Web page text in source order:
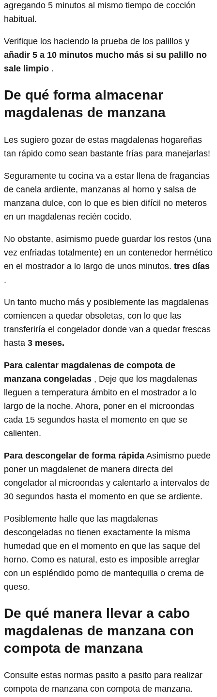
agregando 5 minutos al mismo tiempo de cocción
habitual.
Verifique los haciendo la prueba de los palillos y
añadir 5 a 10 minutos mucho más si su palillo no
sale limpio .
De qué forma almacenar
magdalenas de manzana
Les sugiero gozar de estas magdalenas hogareñas
tan rápido como sean bastante frías para manejarlas!
Seguramente tu cocina va a estar llena de fragancias
de canela ardiente, manzanas al horno y salsa de
manzana dulce, con lo que es bien difícil no meteros
en un magdalenas recién cocido.
No obstante, asimismo puede guardar los restos (una
vez enfriadas totalmente) en un contenedor hermético
en el mostrador a lo largo de unos minutos. tres días
.
Un tanto mucho más y posiblemente las magdalenas
comiencen a quedar obsoletas, con lo que las
transferiría el congelador donde van a quedar frescas
hasta 3 meses.
Para calentar magdalenas de compota de
manzana congeladas , Deje que los magdalenas
lleguen a temperatura ámbito en el mostrador a lo
largo de la noche. Ahora, poner en el microondas
cada 15 segundos hasta el momento en que se
calienten.
Para descongelar de forma rápida Asimismo puede
poner un magdalenet de manera directa del
congelador al microondas y calentarlo a intervalos de
30 segundos hasta el momento en que se ardiente.
Posiblemente halle que las magdalenas
descongeladas no tienen exactamente la misma
humedad que en el momento en que las saque del
horno. Como es natural, esto es imposible arreglar
con un espléndido pomo de mantequilla o crema de
queso.
De qué manera llevar a cabo
magdalenas de manzana con
compota de manzana
Consulte estas normas pasito a pasito para realizar
compota de manzana con compota de manzana.